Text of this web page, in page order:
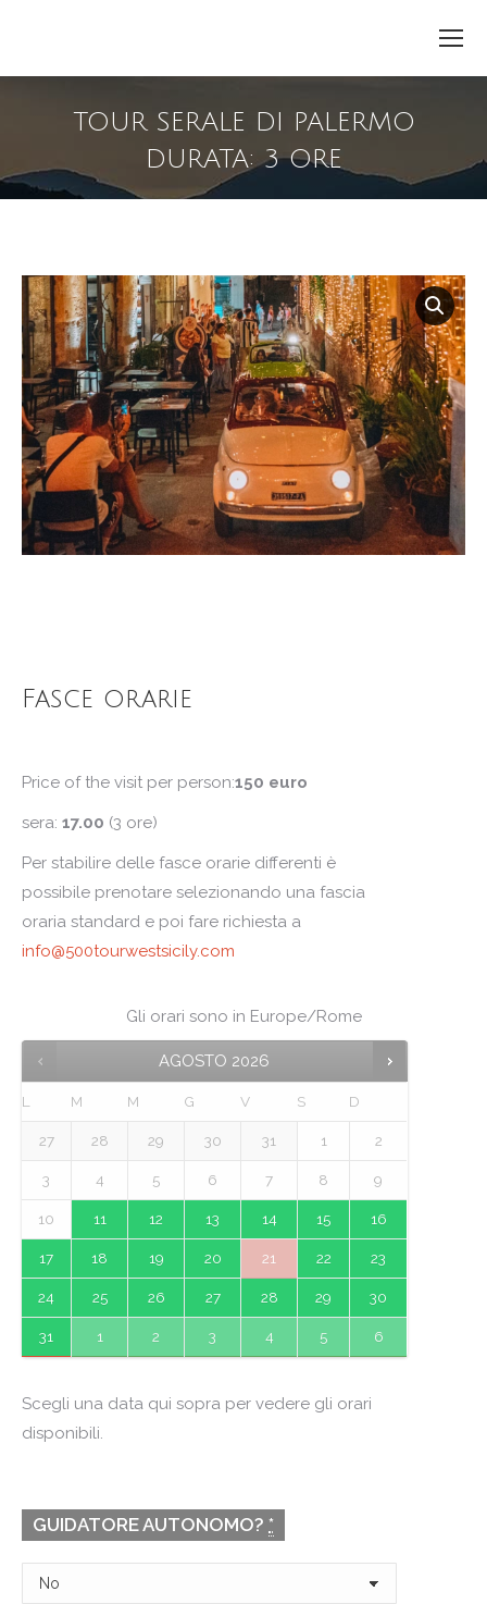
TOUR SERALE DI PALERMO
DURATA: 3 ORE
Fasce orarie
Price of the visit per person:150 euro
sera: 17.00 (3 ore)
Per stabilire delle fasce orarie differenti è
possibile prenotare selezionando una fascia
oraria standard e poi fare richiesta a
info@500tourwestsicily.com
Gli orari sono in Europe/Rome
AGOSTO 2026
L M M G V S D
27 28 29 30 31 1 2
3 4 5 6 7 8 9
10 11 12 13 14 15 16
17 18 19 20 21 22 23
24 25 26 27 28 29 30
31 1 2 3 4 5 6
Scegli una data qui sopra per vedere gli orari
disponibili.
GUIDATORE AUTONOMO? *